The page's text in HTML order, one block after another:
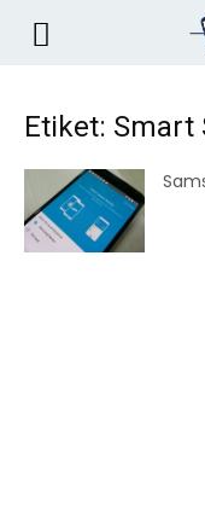
Etiket: Smart